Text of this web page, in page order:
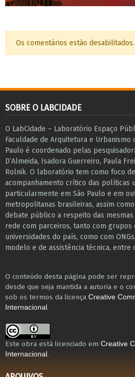
Os comentários estão desabilitados.
SOBRE O LABCIDADE
O LabCidade – Laboratório Espaço
Faculdade de Arquitetura e Urbanismo
Paulo é coordenado pelas
D’Almeida, Isadora Guerreiro, Paula
Rolnik. O laboratório tem como foco
acompanhamento crítico das políticas
particularmente em São Paulo e ​em
metropolitanas brasileiras, assim
debate público a respeito das
r​e​de com parceiros, tanto com grupos
universidades do país, como com
modelo e de assistência técnica​, entre
O conteúdo desta página pode ser
desde que seja mantida a autoria e o
sob os termos da licença Creative
Internacional .
Este obra está licenciado em Creative
Internacional .